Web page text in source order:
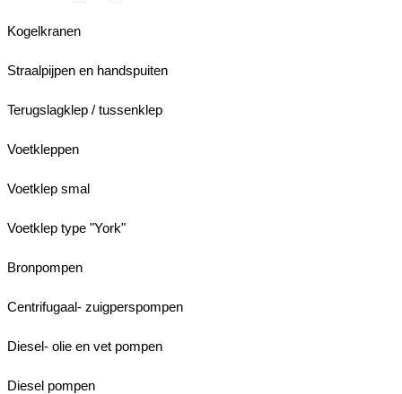
Kogelkranen
Straalpijpen en handspuiten
Terugslagklep / tussenklep
Voetkleppen
Voetklep smal
Voetklep type "York"
Bronpompen
Centrifugaal- zuigperspompen
Diesel- olie en vet pompen
Diesel pompen